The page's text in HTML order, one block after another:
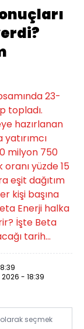
23-
topladı.
hazırlanan
milyon 750
yüzde 15
eşit dağıtım
kişi başına
Enerji halka
İşte Beta
tarih...
- 18:39
olarak seçmek